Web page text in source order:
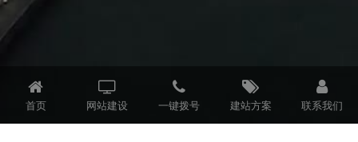
首页 网站建设 一键拨号 建站方案 联系我们